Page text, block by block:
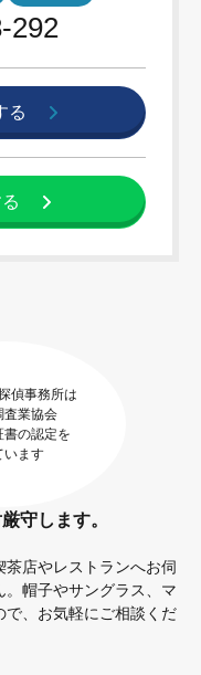
292
る
偵事務所は
査業協会
書の認定を
います
守します。
店やレストランへお伺
帽子やサングラス、マ
で、お気軽にご相談くだ